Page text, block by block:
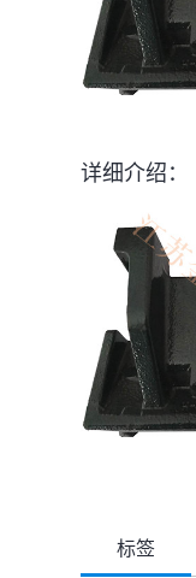
详细介绍：
标签